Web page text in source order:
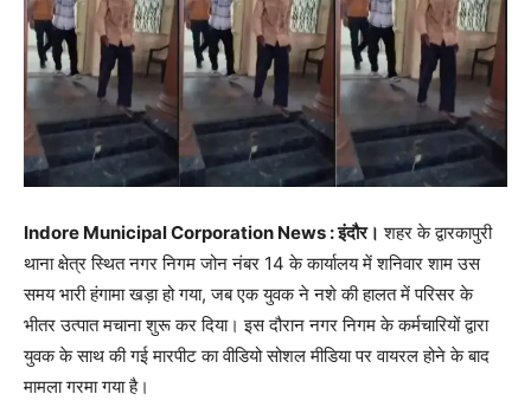
Indore Municipal Corporation News : इंदौर। शहर के द्वारकापुरी
थाना क्षेत्र स्थित नगर निगम जोन नंबर 14 के कार्यालय में शनिवार शाम उस
समय भारी हंगामा खड़ा हो गया, जब एक युवक ने नशे की हालत में परिसर के
भीतर उत्पात मचाना शुरू कर दिया। इस दौरान नगर निगम के कर्मचारियों द्वारा
युवक के साथ की गई मारपीट का वीडियो सोशल मीडिया पर वायरल होने के बाद
मामला गरमा गया है।